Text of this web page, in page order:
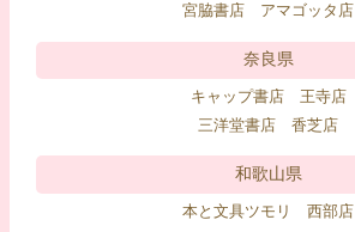
宮脇書店 アマゴッタ店
奈良県
キャップ書店 王寺店
三洋堂書店 香芝店
和歌山県
本と文具ツモリ 西部店